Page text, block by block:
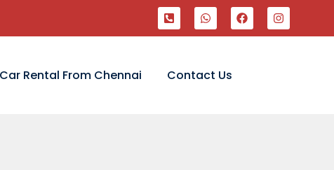
Rental From Chennai Contact Us